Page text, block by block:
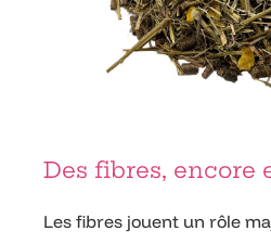
Des fibres, encore
Les fibres jouent un rôle